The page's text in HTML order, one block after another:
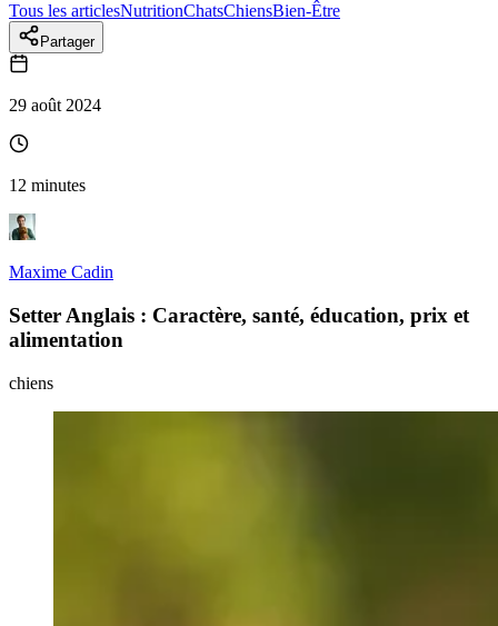
Tous les articlesNutritionChatsChiensBien-Être
Partager
29 août 2024
12 minutes
Maxime Cadin
Setter Anglais : Caractère, santé, éducation, prix et
alimentation
chiens